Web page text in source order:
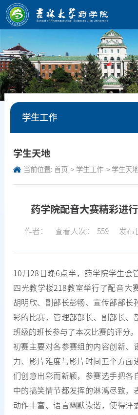
学生工作
学生天地
当前位置: 首页 学生工作 学生天地
药学院配音大赛精彩进
作者： 查看人次： 559 发布
10月28日晚6点半，药学院学生会
四光教学楼218教室举行了配音大
胡明欣、副部长彭畅、宣传部部长
彩的比赛，管理部部长、副部长、
班级的班长参与了本次比赛的评分。
初赛主要对各参赛组的内容创新、
力、影片难度与影片时间五个方面
们创意出彩而新颖，参赛选手把各
中的搞笑情节都发挥的淋漓尽致，
动作丰富、语言幽默诙谐，使得评